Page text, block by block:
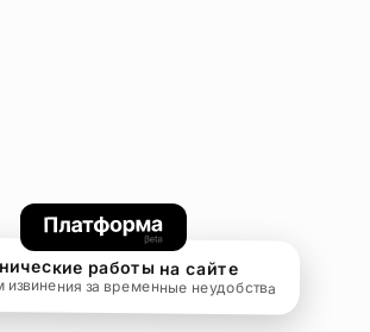
работы на сайте
извинения за временные неудобства